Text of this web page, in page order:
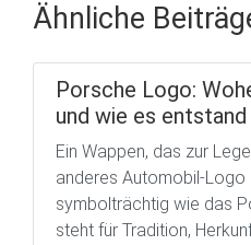
Ähnliche
Porsche Logo:
und wie es entstand
Ein Wappen, das zur
anderes Automobil-Logo
symbolträchtig wie das
steht für Tradition,